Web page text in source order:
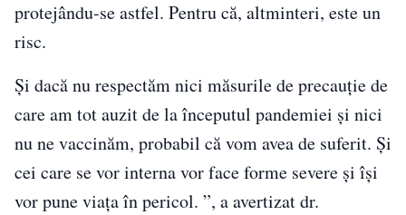
protejându-se astfel. Pentru că, altminteri, este un
risc.
Şi dacă nu respectăm nici măsurile de precauţie de
care am tot auzit de la începutul pandemiei şi nici
nu ne vaccinăm, probabil că vom avea de suferit. Şi
cei care se vor interna vor face forme severe şi îşi
vor pune viaţa în pericol. ”, a avertizat dr.